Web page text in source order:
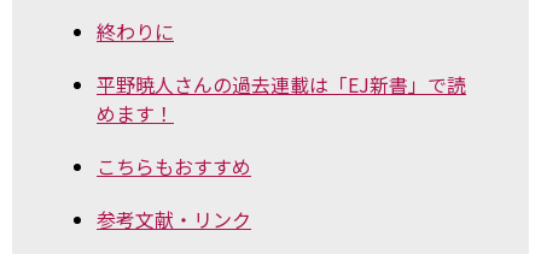
終わりに
平野暁人さんの過去連載は「EJ新書」で読
めます！
こちらもおすすめ
参考文献・リンク